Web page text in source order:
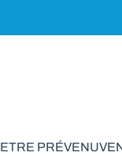
ETRE PRÉVENU